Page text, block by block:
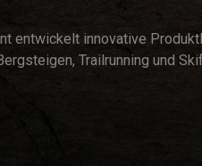
entwickelt innovative
Trailrunning und